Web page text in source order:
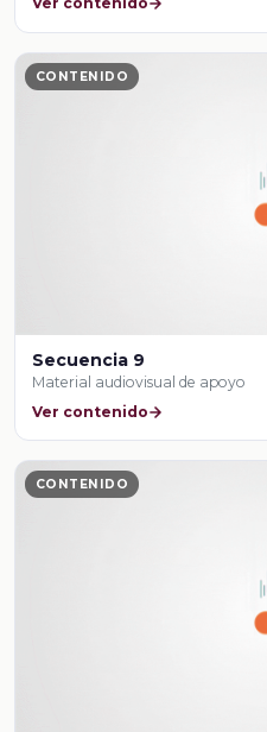
CONTENIDO
Secuencia 9
Material audiovisual de apoyo
Ver contenido
CONTENIDO